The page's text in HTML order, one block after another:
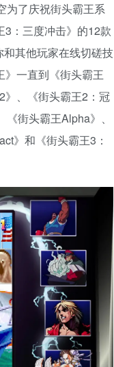
为了庆祝街头霸王系
：三度冲击》的12款
其他玩家在线切磋技
一直到《街头霸王
》、《街头霸王2：冠
街头霸王Alpha》、
》和《街头霸王3：